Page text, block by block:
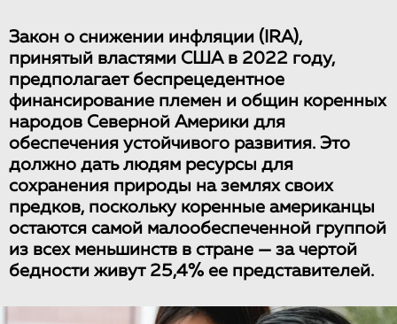
Закон о снижении инфляции (IRA),
принятый властями США в 2022 году,
предполагает беспрецедентное
финансирование племен и общин коренных
народов Северной Америки для
обеспечения устойчивого развития. Это
должно дать людям ресурсы для
сохранения природы на землях своих
предков, поскольку коренные американцы
остаются самой малообеспеченной группой
из всех меньшинств в стране — за чертой
бедности живут 25,4% ее представителей.